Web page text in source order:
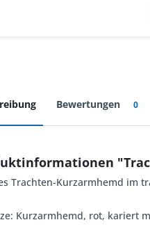
Bewertungen 0
Trachten-Kurzarmhemd im
Kurzarmhemd, rot, kariert